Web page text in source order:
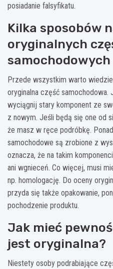
posiadanie falsyfikatu.
Kilka sposobów
oryginalnych
samochodowych
Przede wszystkim warto
oryginalna część
wyciągnij stary komponent ze
z nowym. Jeśli będą się one od
że masz w ręce podróbkę.
samochodowe są zrobione z
oznacza, że na takim
ani wgnieceń. Co więcej, musi
np. homologację. Do oceny
przyda się także opakowanie,
pochodzenie produktu.
Jak mieć
jest oryginalna?
Niestety osoby podrabiające